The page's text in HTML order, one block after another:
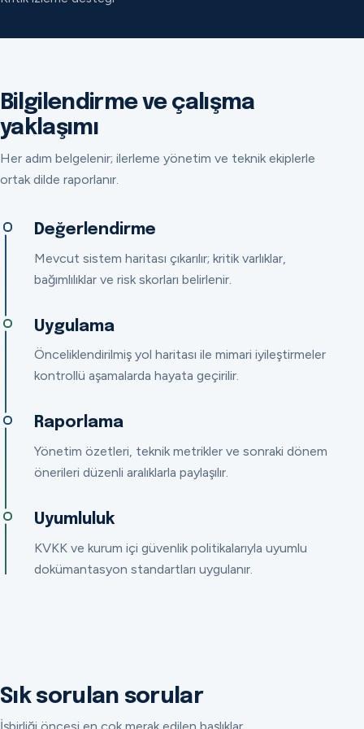
Bilgilendirme ve çalışma
yaklaşımı
Her adım belgelenir; ilerleme yönetim ve teknik ekiplerle
ortak dilde raporlanır.
Değerlendirme
Mevcut sistem haritası çıkarılır; kritik varlıklar,
bağımlılıklar ve risk skorları belirlenir.
Uygulama
Önceliklendirilmiş yol haritası ile mimari iyileştirmeler
kontrollü aşamalarda hayata geçirilir.
Raporlama
Yönetim özetleri, teknik metrikler ve sonraki dönem
önerileri düzenli aralıklarla paylaşılır.
Uyumluluk
KVKK ve kurum içi güvenlik politikalarıyla uyumlu
dokümantasyon standartları uygulanır.
Sık sorulan sorular